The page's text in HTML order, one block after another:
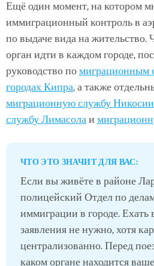
Ещё один момент, на котором
иммиграционный контроль в
по выдаче вида на жительство.
орган идти в каждом городе,
руководство помиграционным
городах Кипра, а также
миграционную службу Никосии
службу Лимасолаи
ЧТО ЭТО ЗНАЧИТ ДЛЯ ВАС:
Если вы живёте в районе
полицейский Отдел по
иммиграции в городе.
заявления не нужно, хотя
централизованно. Перед
каком органе находится